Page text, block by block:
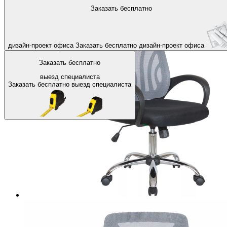
Заказать бесплатно
дизайн-проект офиса Заказать бесплатно дизайн-проект офиса
Заказать бесплатно
выезд специалиста
Заказать бесплатно выезд специалиста